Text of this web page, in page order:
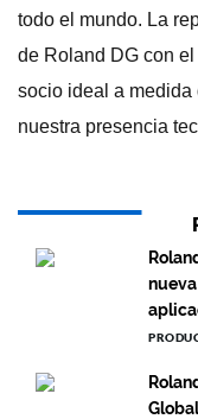
todo el mundo. La
de Roland DG con
socio ideal a
nuestra presencia